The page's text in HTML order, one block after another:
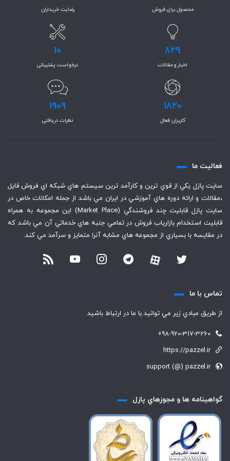
محصول برای فروش رضایت خریداران
829
اخبار و مقالات
10
درخواست پشتیبانی
1820
کاربران فعال
1909
نظرات دریافتی
فعاليت ما
سايت پازل يكي از قوي ترين و كارآمد ترين سيستم هاي شبكه اي فروش فايل
،‌مقالات و ارائه دوره هاي آموزشي در ايران مي باشد از جمله امكانات خاص در
سايت پازل قابليت چند فروشندگي (Market Place) اين مجموعه به همراه
قابليت استخدام بازارياب فروش در تمامي جنبه هاي خدماتي آن مي باشد كه
در مقايسه با بسياري از مجموعه هاي مشابه آنرا متمايز و سرآمد مي كند.
تماس با ما
از طريق مبادي زير مي توانيد با ما در ارتباط باشيد
+98-920-317-3260
https://pazzel.ir
support (@) pazzel.ir
گواهينامه ها و مجوزهاي پازل